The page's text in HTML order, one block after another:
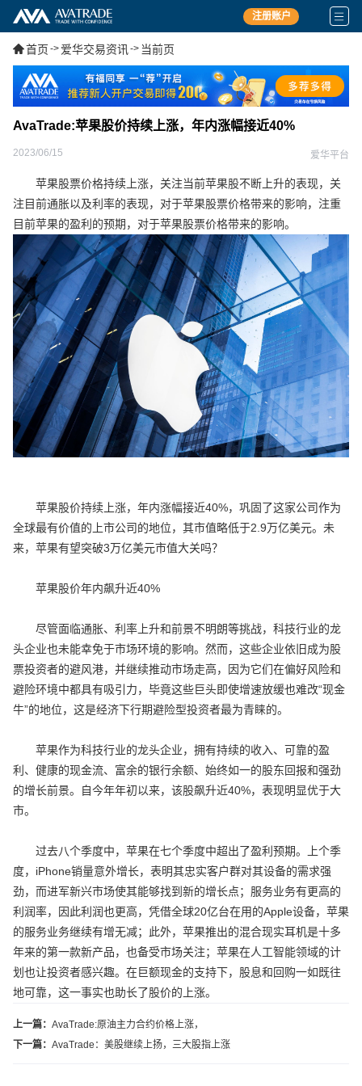
注册账户
首页 -> 爱华交易资讯 -> 当前页
AvaTrade:苹果股价持续上涨，年内涨幅接近40%
2023/06/15 爱华平台
苹果股票价格持续上涨，关注当前苹果股不断上升的表现，关
注目前通胀以及利率的表现，对于苹果股票价格带来的影响，注重
目前苹果的盈利的预期，对于苹果股票价格带来的影响。
苹果股价持续上涨，年内涨幅接近40%，巩固了这家公司作为
全球最有价值的上市公司的地位，其市值略低于2.9万亿美元。未
来，苹果有望突破3万亿美元市值大关吗？
苹果股价年内飙升近40%
尽管面临通胀、利率上升和前景不明朗等挑战，科技行业的龙
头企业也未能幸免于市场环境的影响。然而，这些企业依旧成为股
票投资者的避风港，并继续推动市场走高，因为它们在偏好风险和
避险环境中都具有吸引力，毕竟这些巨头即使增速放缓也难改“现金
牛”的地位，这是经济下行期避险型投资者最为青睐的。
苹果作为科技行业的龙头企业，拥有持续的收入、可靠的盈
利、健康的现金流、富余的银行余额、始终如一的股东回报和强劲
的增长前景。自今年年初以来，该股飙升近40%，表现明显优于大
市。
过去八个季度中，苹果在七个季度中超出了盈利预期。上个季
度，iPhone销量意外增长，表明其忠实客户群对其设备的需求强
劲，而进军新兴市场使其能够找到新的增长点；服务业务有更高的
利润率，因此利润也更高，凭借全球20亿台在用的Apple设备，苹果
的服务业务继续有增无减；此外，苹果推出的混合现实耳机是十多
年来的第一款新产品，也备受市场关注；苹果在人工智能领域的计
划也让投资者感兴趣。在巨额现金的支持下，股息和回购一如既往
地可靠，这一事实也助长了股价的上涨。
上一篇： AvaTrade:原油主力合约价格上涨，
下一篇： AvaTrade：美股继续上扬，三大股指上涨